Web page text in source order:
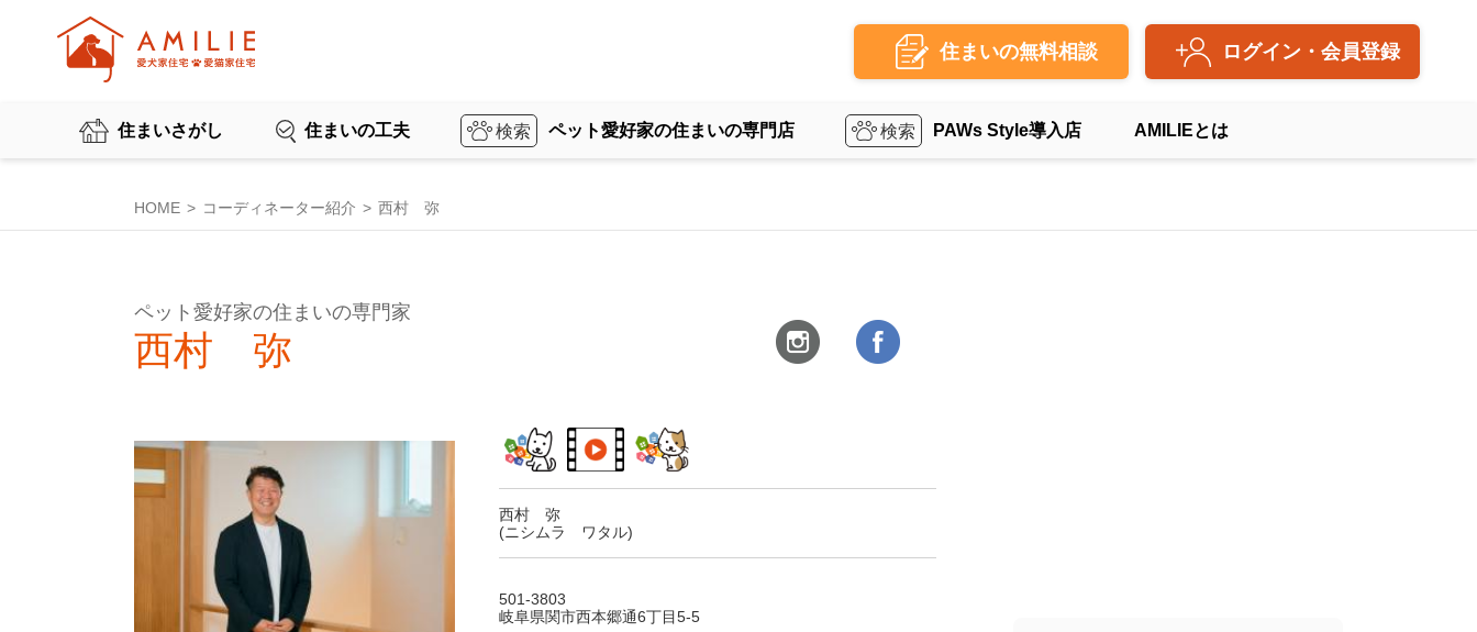
住まいの無料相談 ログイン・会員登録
住まいさがし 住まいの工夫 ペット愛好家の住まいの専門店 PAWs Style導入店 AMILIEとは
HOME コーディネーター紹介 西村 弥
ペット愛好家の住まいの専門家
西村 弥
西村 弥
(ニシムラ ワタル)
501-3803
岐阜県関市西本郷通6丁目5-5